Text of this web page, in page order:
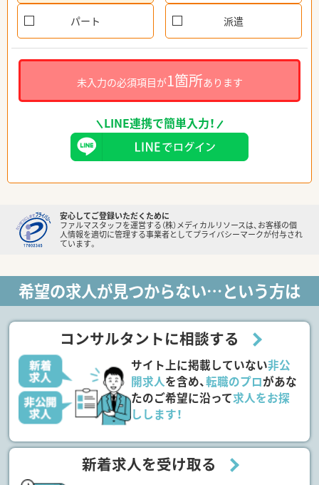
パート 派遣
未入力の必須項目が1箇所あります
LINE連携で簡単入力！
安心してご登録いただくために
ファルマスタッフを運営する（株）メディカルリソースは、お客様の個
人情報を適切に管理する事業者としてプライバシーマークが付与され
ています。
希望の求人が見つからない…という方は
コンサルタントに相談する
サイト上に掲載していない非公
開求人を含め、転職のプロがあな
たのご希望に沿って求人をお探
しします！
新着求人を受け取る